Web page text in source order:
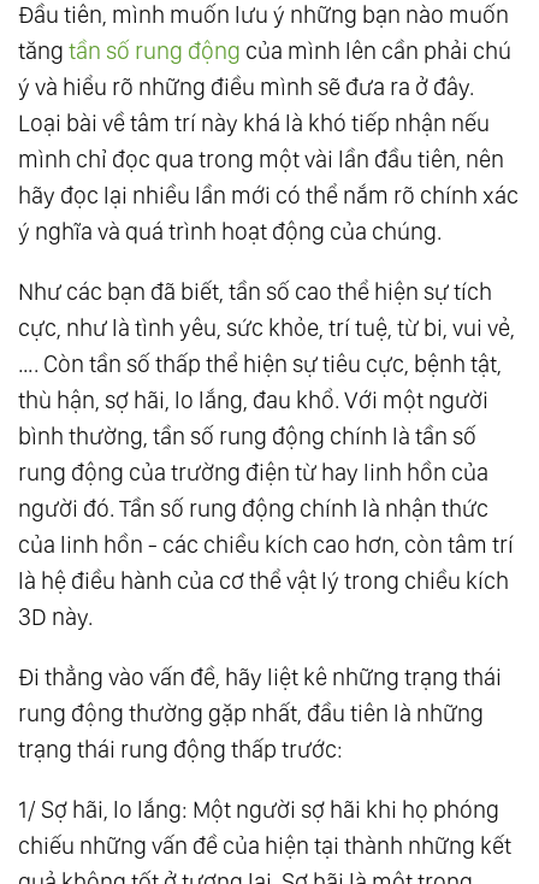
Hình Học Thiêng Liêng (Sacred Geometry) Và
Ngũ Hành
16.Bông Hoa Của Sự Sống (Flower Of Life) -
Cách Thượng Đế Sáng Tạo Ra Thực Tại Và Vũ
Trụ
17.The Law Of One - Những Luật Cơ Bản Nhất
18.The Law Of One - Các Mẫu Hình Năng
Lượng Và Cuộc Sống Con Người
19.The Law Of One - Những Luật Vũ Trụ Cơ
Bản Và Cuộc Sống Con Người
20.The Law Of One - Những Con Số Của
Đấng Tạo Hóa - Sự Dịch Chuyển Của Vũ Trụ
21.The Law Of One - Tần Số Rung Động Của
Con Người - Torus Linh Hồn
22.Thiên Thần Và Ác Quỷ Có Thật Không?
Thế Nào?
24.Bạn Có Tin Mình Đang Là Nô Lệ Trong Một
Ma Trận Được Thiết Kế Để Thống Trị Bạn?
25.Hệ Thống Ma Quỷ Cabal
26.Thời Gian Là Gì? Thời Gian Có Thật Hay
Đầu tiên, mình muốn lưu ý những bạn nào muốn
tăng tần số rung động của mình lên cần phải chú
ý và hiểu rõ những điều mình sẽ đưa ra ở đây.
Loại bài về tâm trí này khá là khó tiếp nhận nếu
mình chỉ đọc qua trong một vài lần đầu tiên, nên
hãy đọc lại nhiều lần mới có thể nắm rõ chính xác
ý nghĩa và quá trình hoạt động của chúng.
Như các bạn đã biết, tần số cao thể hiện sự tích
cực, như là tình yêu, sức khỏe, trí tuệ, từ bi, vui vẻ,
…. Còn tần số thấp thể hiện sự tiêu cực, bệnh tật,
thù hận, sợ hãi, lo lắng, đau khổ. Với một người
bình thường, tần số rung động chính là tần số
rung động của trường điện từ hay linh hồn của
người đó. Tần số rung động chính là nhận thức
của linh hồn - các chiều kích cao hơn, còn tâm trí
là hệ điều hành của cơ thể vật lý trong chiều kích
3D này.
Đi thẳng vào vấn đề, hãy liệt kê những trạng thái
rung động thường gặp nhất, đầu tiên là những
trạng thái rung động thấp trước:
1/ Sợ hãi, lo lắng: Một người sợ hãi khi họ phóng
chiếu những vấn đề của hiện tại thành những kết